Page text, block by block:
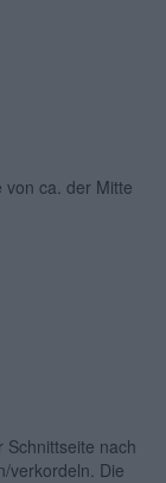
von ca. der Mitte
Schnittseite nach
verkordeln. Die